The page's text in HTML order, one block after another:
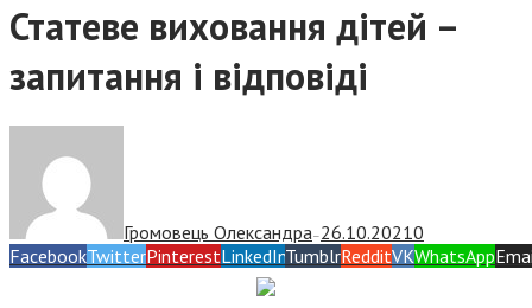
Статеве виховання дітей –
запитання і відповіді
Громовець Олександра— 26.10.20210
FacebookTwitterPinterestLinkedInTumblrRedditVKWhatsApp